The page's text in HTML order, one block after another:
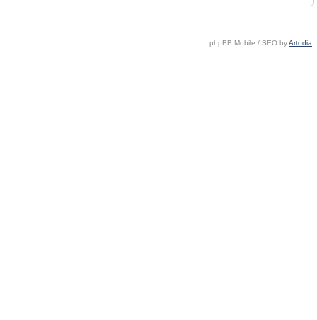
phpBB Mobile / SEO byArtodia